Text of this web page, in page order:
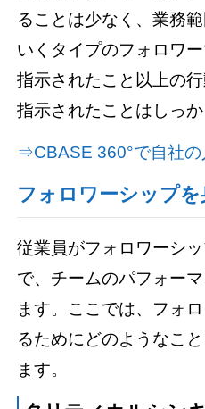
ることは少なく、業務
いくタイプのフォロワー
指示されたこと以上の
指示されたことはしっか
⇒CBASE 360°で自社の
フォロワーシップ
従業員がフォロワーシ
で、チームのパフォー
ます。ここでは、フォ
るためにどのようなこ
ます。